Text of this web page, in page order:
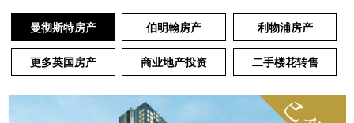
曼彻斯特房产 伯明翰房产 利物浦房产
更多英国房产 商业地产投资 二手楼花转售